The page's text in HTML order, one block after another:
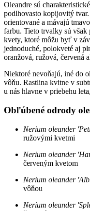
Oleandre sú
podlhovasto kopijovitý
orientované a mávajú
farbu. Tieto trvalky sú však
kvety, ktoré môžu byť v
jednoduché, polokveté aj
oranžová, ružová, červená
Niektoré nevoňajú, iné do
vôňu. Rastlina kvitne v
u nás hlavne v priebehu
Obľúbené odrody
Nerium oleander
ružovými kvetmi
Nerium oleander
červeným kvetom
Nerium oleander
vôňou
Nerium oleander